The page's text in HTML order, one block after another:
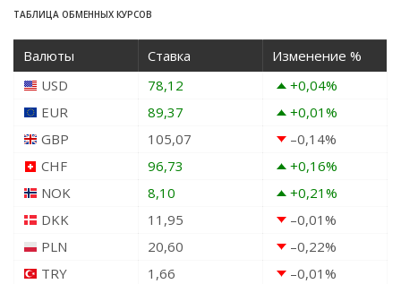
ТАБЛИЦА ОБМЕННЫХ КУРСОВ
Валюты Ставка
Изменение %
USD
78,12 +0,04%
EUR
89,37 +0,01%
GBP
105,07 –0,14%
CHF
96,73 +0,16%
NOK
8,10 +0,21%
DKK
11,95 –0,01%
PLN
20,60 –0,22%
TRY
1,66 –0,01%